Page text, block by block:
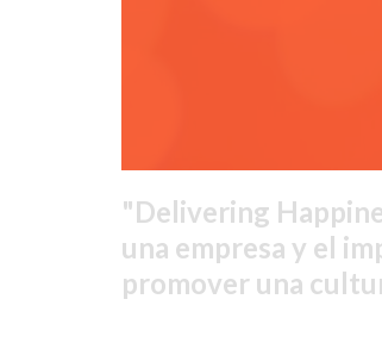
Delivering
una empresa y el
promover una